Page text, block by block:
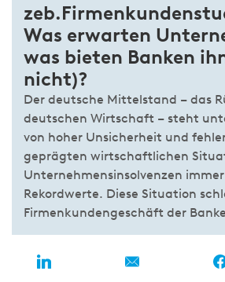
Was erwarten
was bieten Banken
nicht)?
Der deutsche Mittelstand – das
deutschen Wirtschaft – steht
von hoher Unsicherheit und
geprägten wirtschaftlichen
Unternehmensinsolvenzen
Rekordwerte. Diese Situation
Firmenkundengeschäft der